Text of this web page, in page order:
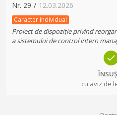
Nr. 29 / 12.03.2026
Caracter individual
Proiect de dispoziție privind
a sistemului de control intern
cu aviz de